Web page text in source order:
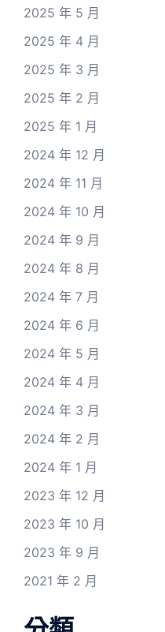
2025 年 5 月
2025 年 4 月
2025 年 3 月
2025 年 2 月
2025 年 1 月
2024 年 12 月
2024 年 11 月
2024 年 10 月
2024 年 9 月
2024 年 8 月
2024 年 7 月
2024 年 6 月
2024 年 5 月
2024 年 4 月
2024 年 3 月
2024 年 2 月
2024 年 1 月
2023 年 12 月
2023 年 10 月
2023 年 9 月
2021 年 2 月